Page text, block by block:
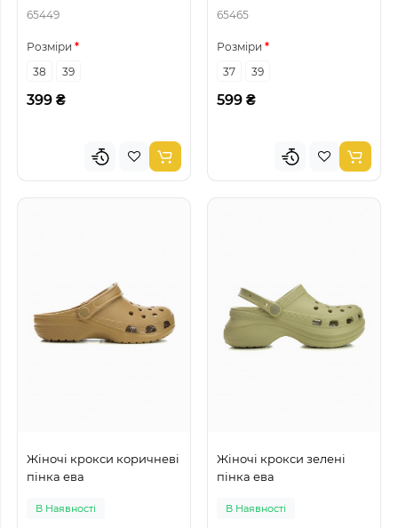
65449
Розміри
38
39
399 ₴
65465
Розміри
37
39
599 ₴
Жіночі крокси коричневі
пінка ева
В Наявності
Жіночі крокси зелені
пінка ева
В Наявності